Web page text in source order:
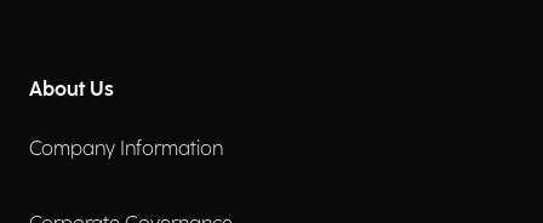
About Us
Company Information